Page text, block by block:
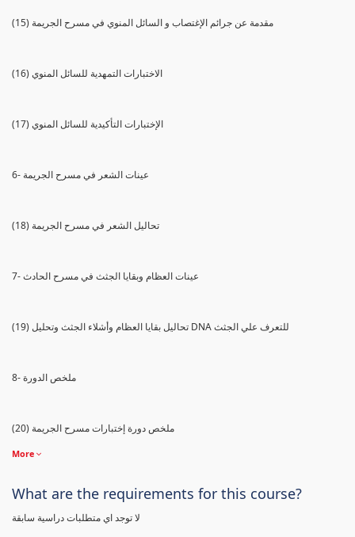
(15) مقدمة عن جرائم الإغتصاب و السائل المنوي في مسرح الجريمة
(16) الاختبارات التمهدية للسائل المنوي
(17) الإختبارات التأكيدية للسائل المنوي
6- عينات الشعر في مسرح الجريمة
(18) تحاليل الشعر في مسرح الجريمة
7- عينات العظام وبقايا الجثث في مسرح الحادث
(19) تحاليل بقايا العظام وأشلاء الجثث وتحليل DNA للتعرف علي الجثث
8- ملخص الدورة
(20) ملخص دورة إختبارات مسرح الجريمة
More
What are the requirements for this course?
لا توجد اي متطلبات دراسية سابقة